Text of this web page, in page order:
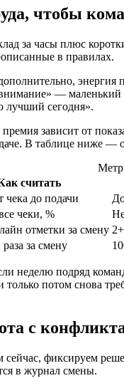
чтобы
за часы плюс
в правилах.
энергия
— маленький
лучший сегодня».
зависит от
В таблице ниже
считать
до подачи
чеки, %
отметки за смену
за смену
неделю подряд
потом снова
с
фиксируем
в журнал смены.